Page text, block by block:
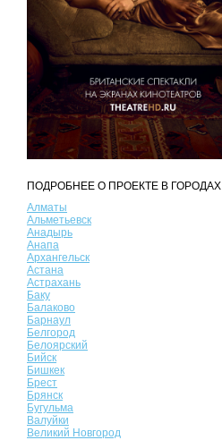
ПОДРОБНЕЕ О ПРОЕКТЕ В
Алматы
Альметьевск
Анадырь
Анапа
Архангельск
Астана
Астрахань
Баку
Балаково
Барнаул
Белгород
Белоярский
Бийск
Бишкек
Брест
Брянск
Бугульма
Валуйки
Великий Новгород